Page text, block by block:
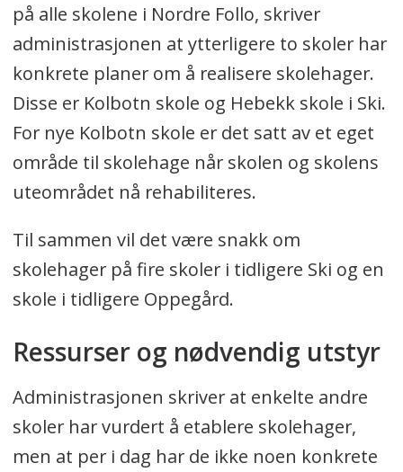
på alle skolene i Nordre Follo, skriver
administrasjonen at ytterligere to skoler har
konkrete planer om å realisere skolehager.
Disse er Kolbotn skole og Hebekk skole i Ski.
For nye Kolbotn skole er det satt av et eget
område til skolehage når skolen og skolens
uteområdet nå rehabiliteres.
Til sammen vil det være snakk om
skolehager på fire skoler i tidligere Ski og en
skole i tidligere Oppegård.
Ressurser og nødvendig utstyr
Administrasjonen skriver at enkelte andre
skoler har vurdert å etablere skolehager,
men at per i dag har de ikke noen konkrete